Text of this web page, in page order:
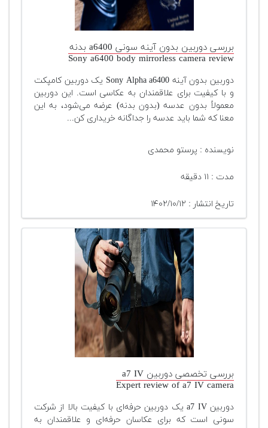
بررسی دوربین بدون آینه سونی a6400 بدنه
Sony a6400 body mirrorless camera review
دوربین بدون آینه Sony Alpha a6400 یک دوربین کامپکت
و با کیفیت برای علاقمندان به عکاسی است. این دوربین
معمولاً بدون عدسه (بدون بدنه) عرضه می‌شود، به این
معنا که شما باید عدسه را جداگانه خریداری کن...
نویسنده : پرستو محمدی
مدت : ۱۱ دقیقه
تاریخ انتشار : ۱۴۰۲/۱۰/۱۲
بررسی تخصصی دوربین a7 IV
Expert review of a7 IV camera
دوربین a7 IV یک دوربین حرفه‌ای با کیفیت بالا از شرکت
سونی است که برای عکاسان حرفه‌ای و علاقمندان به